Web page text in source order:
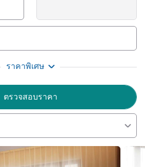
the Museum of Fine Arts or Le
the Joan of Arc Historial. The
ideal for your meetings or events,
minute metro ride. The Théâtre des
away and makes it easy to get
garage or the public parking
Novotel Rouen Centre Cathédrale
your next stay in Normandy.
ราคาพิเศษ
ตรวจสอบราคา
ดูราย